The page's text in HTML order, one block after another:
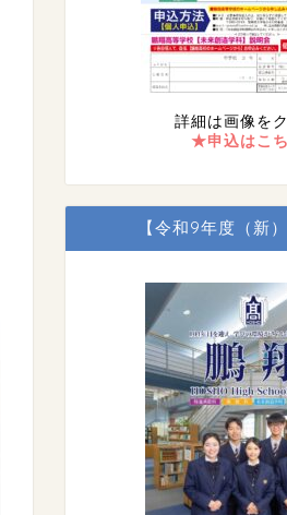
詳細は画像を
★申込はこ
【令和9年度（新